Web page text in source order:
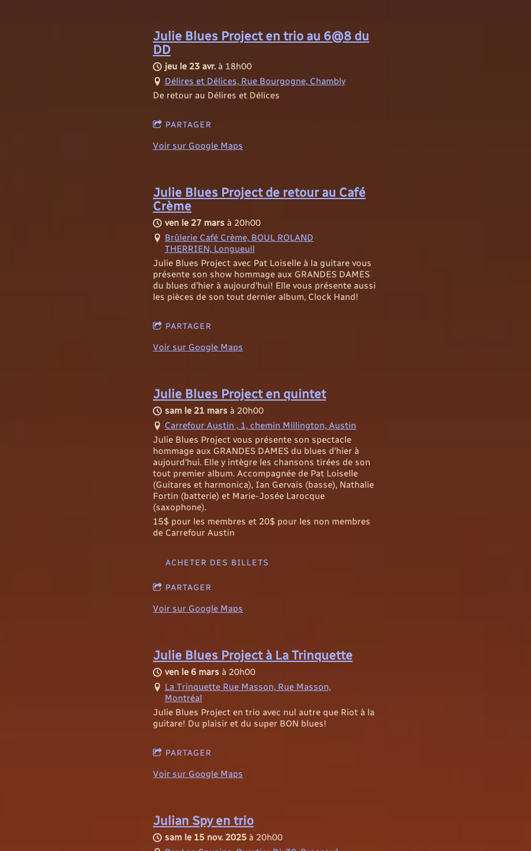
Julie Blues Project en trio au 6@8 du
DD
jeu le 23 avr.à 18h00
Délires et Délices, Rue Bourgogne, Chambly
De retour au Délires et Délices
PARTAGER
Voir sur Google Maps
Julie Blues Project de retour au Café
Crème
ven le 27 marsà 20h00
Brûlerie Café Crème, BOUL ROLAND
THERRIEN, Longueuil
Julie Blues Project avec Pat Loiselle à la guitare vous
présente son show hommage aux GRANDES DAMES
du blues d'hier à aujourd'hui! Elle vous présente aussi
les pièces de son tout dernier album, Clock Hand!
PARTAGER
Voir sur Google Maps
Julie Blues Project en quintet
sam le 21 marsà 20h00
Carrefour Austin , 1, chemin Millington, Austin
Julie Blues Project vous présente son spectacle
hommage aux GRANDES DAMES du blues d'hier à
aujourd'hui. Elle y intègre les chansons tirées de son
tout premier album. Accompagnée de Pat Loiselle
(Guitares et harmonica), Ian Gervais (basse), Nathalie
Fortin (batterie) et Marie-Josée Larocque
(saxophone).
15$ pour les membres et 20$ pour les non membres
de Carrefour Austin
ACHETER DES BILLETS
PARTAGER
Voir sur Google Maps
Julie Blues Project à La Trinquette
ven le 6 marsà 20h00
La Trinquette Rue Masson, Rue Masson,
Montréal
Julie Blues Project en trio avec nul autre que Riot à la
guitare! Du plaisir et du super BON blues!
PARTAGER
Voir sur Google Maps
Julian Spy en trio
sam le 15 nov. 2025à 20h00